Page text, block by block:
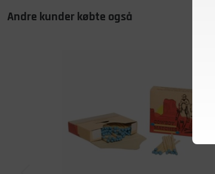
Andre kunder købte også